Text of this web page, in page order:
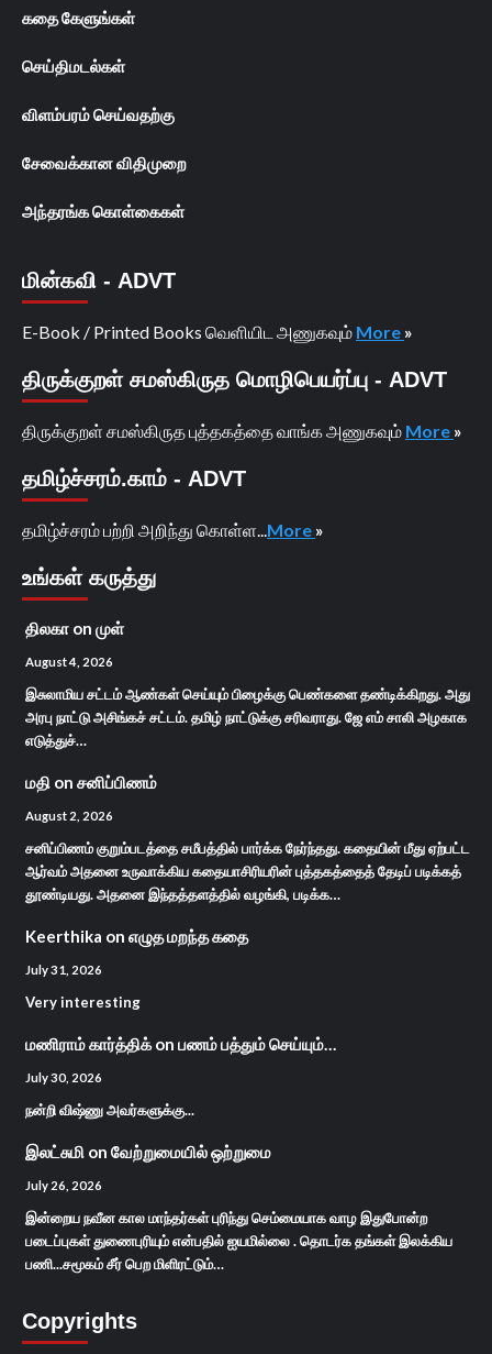
கதை கேளுங்கள்
செய்திமடல்கள்
விளம்பரம் செய்வதற்கு
சேவைக்கான விதிமுறை
அந்தரங்க கொள்கைகள்
மின்கவி - ADVT
E-Book / Printed Books வெளியிட அணுகவும் More »
திருக்குறள் சமஸ்கிருத மொழிபெயர்ப்பு - ADVT
திருக்குறள் சமஸ்கிருத புத்தகத்தை வாங்க அணுகவும் More »
தமிழ்ச்சரம்.காம் - ADVT
தமிழ்ச்சரம் பற்றி அறிந்து கொள்ள... More »
உங்கள் கருத்து
திலகா on முள்
August 4, 2026
இசுலாமிய சட்டம் ஆண்கள் செய்யும் பிழைக்கு பெண்களை தண்டிக்கிறது. அது
அரபு நாட்டு அசிங்கச் சட்டம். தமிழ் நாட்டுக்கு சரிவராது. ஜே எம் சாலி அழகாக
எடுத்துச்…
மதி on சனிப்பிணம்
August 2, 2026
சனிப்பிணம் குறும்படத்தை சமீபத்தில் பார்க்க நேர்ந்தது. கதையின் மீது ஏற்பட்ட
ஆர்வம் அதனை உருவாக்கிய கதையாசிரியரின் புத்தகத்தைத் தேடிப் படிக்கத்
தூண்டியது. அதனை இந்தத்தளத்தில் வழங்கி, படிக்க…
Keerthika on எழுத மறந்த கதை
July 31, 2026
Very interesting
மணிராம் கார்த்திக்on பணம் பத்தும் செய்யும்…
July 30, 2026
நன்றி விஷ்ணு அவர்களுக்கு...
இலட்சுமி on வேற்றுமையில் ஒற்றுமை
July 26, 2026
இன்றைய நவீன கால மாந்தர்கள் புரிந்து செம்மையாக வாழ இதுபோன்ற
படைப்புகள் துணைபுரியும் என்பதில் ஐயமில்லை . தொடர்க தங்கள் இலக்கிய
பணி...சமூகம் சீர் பெற மிளிரட்டும்…
Copyrights